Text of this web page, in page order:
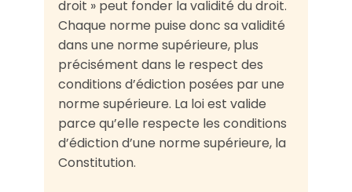
droit » peut fonder la validité du droit.
Chaque norme puise donc sa validité
dans une norme supérieure, plus
précisément dans le respect des
conditions d’édiction posées par une
norme supérieure. La loi est valide
parce qu’elle respecte les conditions
d’édiction d’une norme supérieure, la
Constitution.